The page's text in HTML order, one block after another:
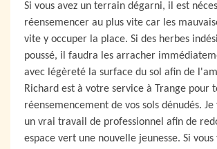
Si vous avez un terrain dégarni, il est
réensemencer au plus vite car les
vite y occuper la place. Si des herbes
poussé, il faudra les arracher
avec légèreté la surface du sol afin de
Richard est à votre service à Trange pour
réensemencement de vos sols dénudés.
un vrai travail de professionnel afin de
espace vert une nouvelle jeunesse. Si vous